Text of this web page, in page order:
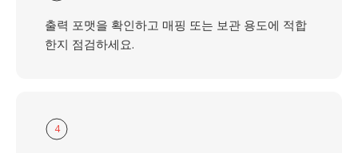
출력 포맷을 확인하고 매핑 또는 보관 용도에 적합
한지 점검하세요.
4